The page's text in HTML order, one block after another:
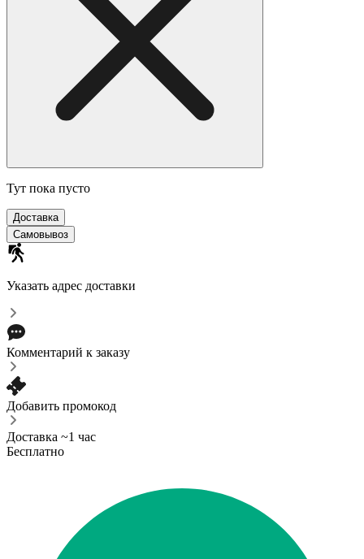
Тут пока пусто
Доставка
Самовывоз
Указать адрес доставки
Комментарий к заказу
Добавить промокод
Доставка ~1 час
Бесплатно